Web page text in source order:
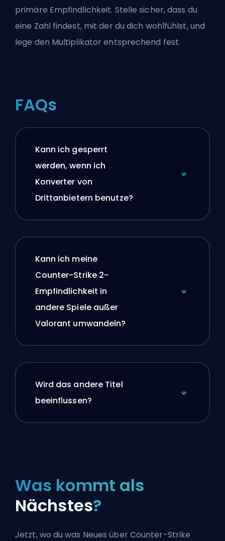
primäre Empfindlichkeit. Stelle sicher, dass du
eine Zahl findest, mit der du dich wohlfühlst, und
lege den Multiplikator entsprechend fest.
FAQs
Kann ich gesperrt
werden, wenn ich
Konverter von
Drittanbietern benutze?
Kann ich meine
Counter-Strike 2-
Empfindlichkeit in
andere Spiele außer
Valorant umwandeln?
Wird das andere Titel
beeinflussen?
Was kommt als
Nächstes?
Jetzt, wo du was Neues über Counter-Strike